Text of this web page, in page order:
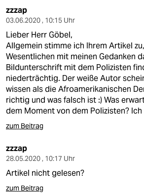
zzzap
03.06.2020 , 10:15 Uhr
Lieber Herr Göbel,
Allgemein stimme ich Ihrem Artikel
Wesentlichen mit meinen Gedanken
Bildunterschrift mit dem Polizisten
niederträchtig. Der weiße Autor
wissen als die Afroamerikanischen
richtig und was falsch ist :) Was
dem Moment von dem Polizisten? Ich
zum Beitrag
zzzap
28.05.2020 , 10:17 Uhr
Artikel nicht gelesen?
zum Beitrag